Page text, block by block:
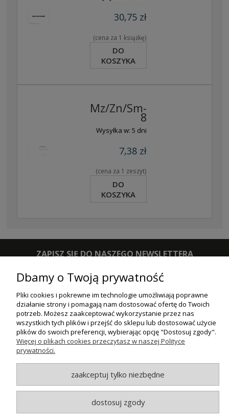
30,75 zł
(cena za 1 książkę)
DO
KOSZYKA
Mz/Zn/Sm-
8
Wysyłka w: 5 dni
7,38 zł
(cena za 1 zeszyt)
DO
KOSZYKA
ZAPISZ SIĘ DO NASZEGO NEWSLETTERA
ZAKUPY
POMOC
INFORMACJE
© MAXSOTE 2026.Wszystkie prawa zastrzeżone.
Dbamy o Twoją prywatność
Pliki cookies i pokrewne im technologie umożliwiają poprawne
działanie strony i pomagają nam dostosować ofertę do Twoich
potrzeb. Możesz zaakceptować wykorzystanie przez nas
wszystkich tych plików i przejść do sklepu lub dostosować użycie
plików do swoich preferencji, wybierając opcję "Dostosuj zgody".
Więcej o plikach cookies przeczytasz w naszej Polityce
prywatności.
zaakceptuj tylko niezbędne
dostosuj zgody